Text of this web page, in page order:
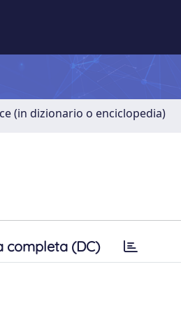
(in dizionario o enciclopedia)
completa (DC)